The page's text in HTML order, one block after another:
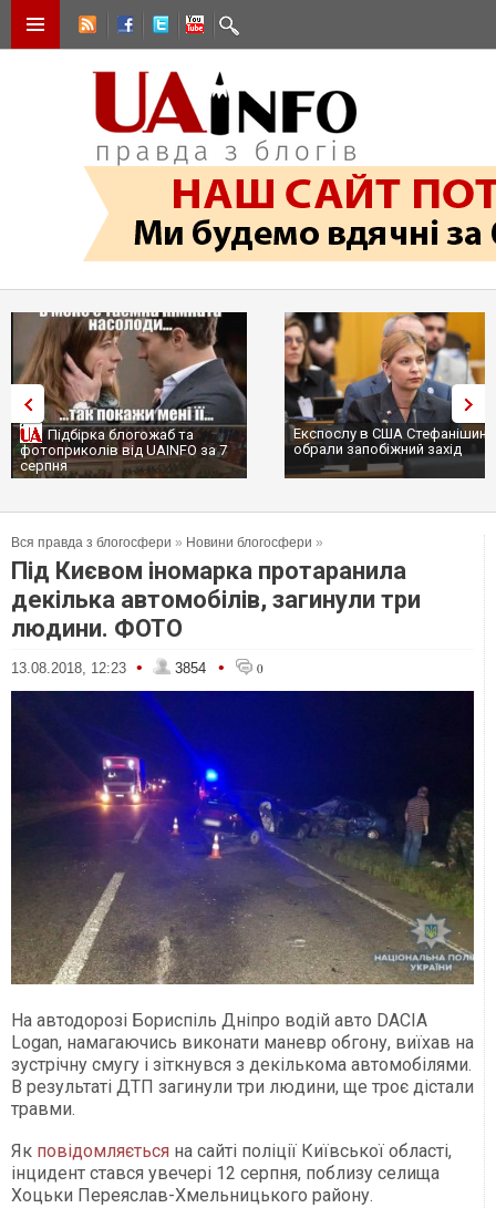
Підбірка блогожаб та
фотоприколів від UAINFO за 7
серпня
Експослу в США
обрали запобіжний захід
Вся правда з блогосфери » Новини блогосфери »
Під Києвом іномарка протаранила
декілька автомобілів, загинули три
людини. ФОТО
13.08.2018, 12:23 • 3854 • 0
На автодорозі Бориспіль Дніпро водій авто DACIA
Logan, намагаючись виконати маневр обгону, виїхав на
зустрічну смугу і зіткнувся з декількома автомобілями.
В результаті ДТП загинули три людини, ще троє дістали
травми.
Як повідомляється на сайті поліції Київської області,
інцидент стався увечері 12 серпня, поблизу селища
Хоцьки Переяслав-Хмельницького району.